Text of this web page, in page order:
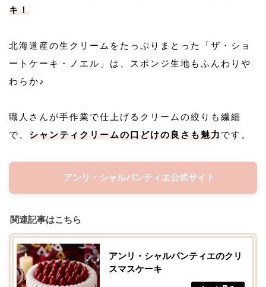
キ！
北海道産の生クリームをたっぷりまとった「ザ・ショ
ートケーキ・ノエル」は、スポンジ生地もふんわりや
わらか♪
職人さんが手作業で仕上げるクリームの絞りも繊細
で、 シャンティクリームの口どけの良さも魅力 です。
アンリ・シャルパンティエ公式サイト
関連記事はこちら
アンリ・シャルパンティエのクリ
スマスケーキ